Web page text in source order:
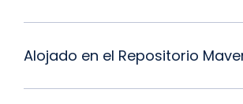
Alojado en el Repositorio